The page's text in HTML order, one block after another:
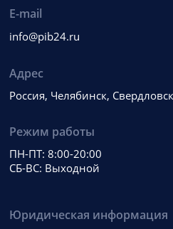
E-mail
info@pib24.ru
Адрес
Россия, Челябинск,
Режим работы
ПН-ПТ: 8:00-20:00
СБ-ВС: Выходной
Юридическая информация